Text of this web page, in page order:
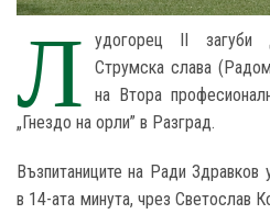
Л
удогорец II загуби
Струмска слава
на Втора
„Гнездо на орли” в Разград.
Възпитаниците на Ради Здравков
в 14-ата минута, чрез Светослав